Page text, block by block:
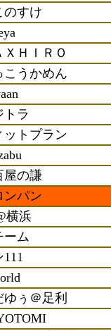
のすけ
ＸＨＩＲＯ
こうかめん
トラ
ットプラン
屋の謙
ンパン
横浜
ーム
111
ゆぅ＠足利